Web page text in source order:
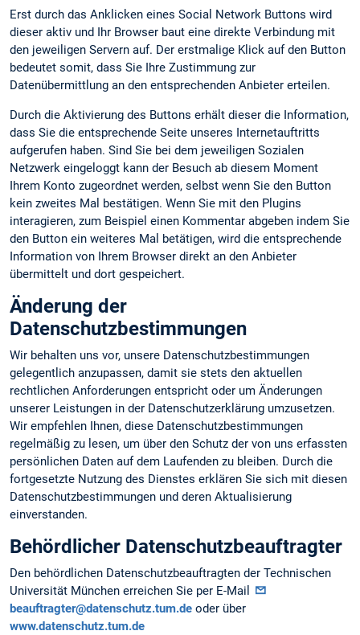
Erst durch das Anklicken eines Social Network Buttons wird
dieser aktiv und Ihr Browser baut eine direkte Verbindung mit
den jeweiligen Servern auf. Der erstmalige Klick auf den Button
bedeutet somit, dass Sie Ihre Zustimmung zur
Datenübermittlung an den entsprechenden Anbieter erteilen.
Durch die Aktivierung des Buttons erhält dieser die Information,
dass Sie die entsprechende Seite unseres Internetauftritts
aufgerufen haben. Sind Sie bei dem jeweiligen Sozialen
Netzwerk eingeloggt kann der Besuch ab diesem Moment
Ihrem Konto zugeordnet werden, selbst wenn Sie den Button
kein zweites Mal bestätigen. Wenn Sie mit den Plugins
interagieren, zum Beispiel einen Kommentar abgeben indem Sie
den Button ein weiteres Mal betätigen, wird die entsprechende
Information von Ihrem Browser direkt an den Anbieter
übermittelt und dort gespeichert.
Änderung der
Datenschutzbestimmungen
Wir behalten uns vor, unsere Datenschutzbestimmungen
gelegentlich anzupassen, damit sie stets den aktuellen
rechtlichen Anforderungen entspricht oder um Änderungen
unserer Leistungen in der Datenschutzerklärung umzusetzen.
Wir empfehlen Ihnen, diese Datenschutzbestimmungen
regelmäßig zu lesen, um über den Schutz der von uns erfassten
persönlichen Daten auf dem Laufenden zu bleiben. Durch die
fortgesetzte Nutzung des Dienstes erklären Sie sich mit diesen
Datenschutzbestimmungen und deren Aktualisierung
einverstanden.
Behördlicher Datenschutzbeauftragter
Den behördlichen Datenschutzbeauftragten der Technischen
Universität München erreichen Sie per E-Mail
beauftragter@datenschutz.tum.de oder über
www.datenschutz.tum.de